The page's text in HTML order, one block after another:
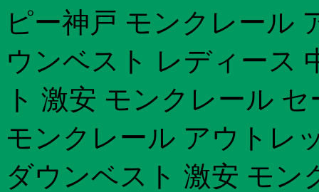
ピー神戸 モンクレール
ウンベスト レディース
ト 激安 モンクレール
モンクレール アウトレ
ダウンベスト 激安 モン